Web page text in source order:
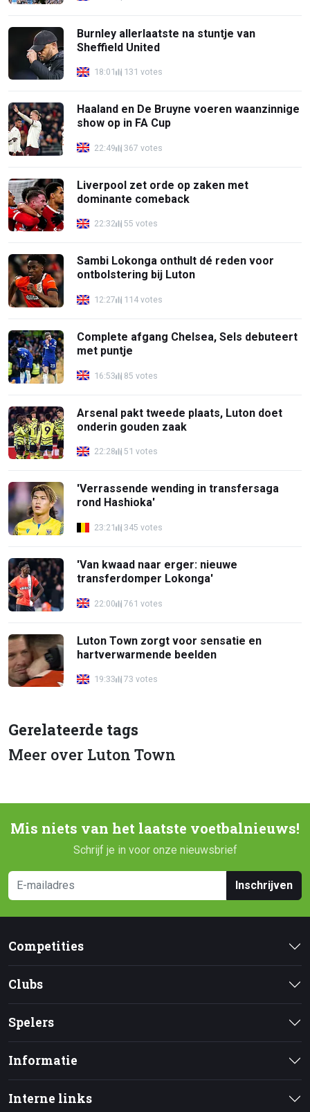
Burnley allerlaatste na stuntje van
Sheffield United
18:01 131 votes
Haaland en De Bruyne voeren waanzinnige
show op in FA Cup
22:49 367 votes
Liverpool zet orde op zaken met
dominante comeback
22:32 55 votes
Sambi Lokonga onthult dé reden voor
ontbolstering bij Luton
12:27 114 votes
Complete afgang Chelsea, Sels debuteert
met puntje
16:53 85 votes
Arsenal pakt tweede plaats, Luton doet
onderin gouden zaak
22:28 51 votes
'Verrassende wending in transfersaga
rond Hashioka'
23:21 345 votes
'Van kwaad naar erger: nieuwe
transferdomper Lokonga'
22:00 761 votes
Luton Town zorgt voor sensatie en
hartverwarmende beelden
19:33 73 votes
Gerelateerde tags
Meer over Luton Town
Mis niets van het laatste voetbalnieuws!
Schrijf je in voor onze nieuwsbrief
Inschrijven
Competities
Clubs
Spelers
Informatie
Interne links